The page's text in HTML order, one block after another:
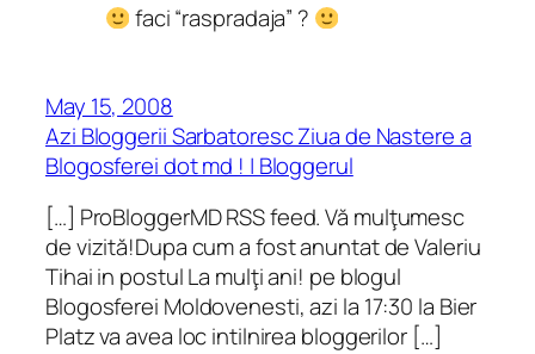
faci “raspradaja” ?
May 15, 2008
Azi Bloggerii Sarbatoresc Ziua de Nastere a
Blogosferei dot md ! | Bloggerul
[…] ProBloggerMD RSS feed. Vă mulţumesc
de vizită!Dupa cum a fost anuntat de Valeriu
Tihai in postul La mulţi ani! pe blogul
Blogosferei Moldovenesti, azi la 17:30 la Bier
Platz va avea loc intilnirea bloggerilor […]